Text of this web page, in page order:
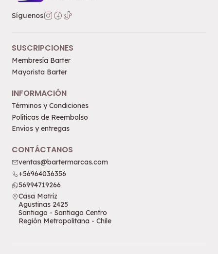
Síguenos
SUSCRIPCIONES
Membresía Barter
Mayorista Barter
INFORMACIÓN
Términos y Condiciones
Políticas de Reembolso
Envíos y entregas
CONTÁCTANOS
ventas@bartermarcas.com
+56964036356
56994719266
Casa Matriz
Agustinas 2425
Santiago - Santiago Centro
Región Metropolitana - Chile